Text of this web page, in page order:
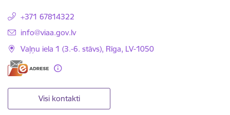
+371 67814322
E-pasts:
info@viaa.gov.lv
Vaļņu iela 1 (3.-6. stāvs), Rīga, LV-1050
Visi kontakti